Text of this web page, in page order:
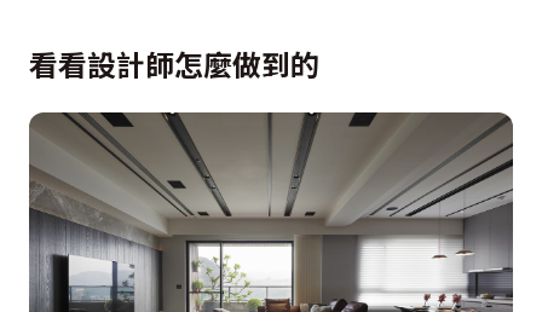
看看設計師怎麼做到的